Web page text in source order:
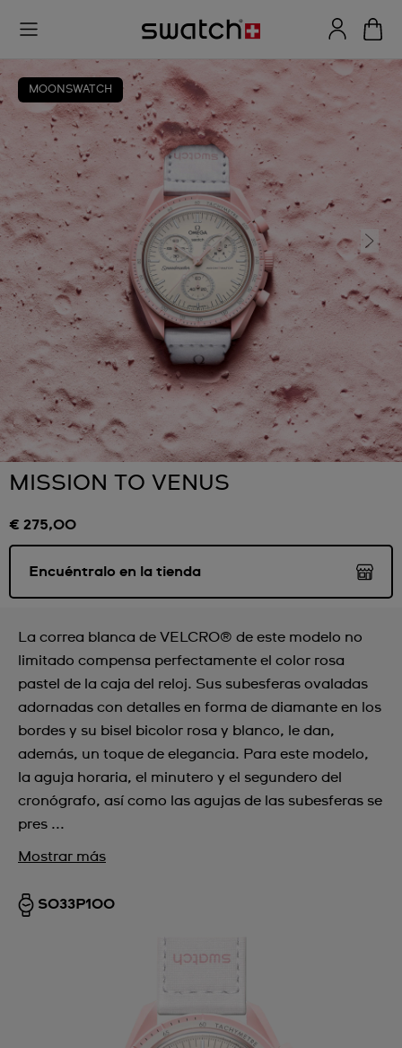
MOONSWATCH
MISSION TO VENUS
€ 275,00
Encuéntralo en la tienda
La correa blanca de VELCRO® de este modelo no
limitado compensa perfectamente el color rosa
pastel de la caja del reloj. Sus subesferas ovaladas
adornadas con detalles en forma de diamante en los
bordes y su bisel bicolor rosa y blanco, le dan,
además, un toque de elegancia. Para este modelo,
la aguja horaria, el minutero y el segundero del
cronógrafo, así como las agujas de las subesferas se
pres ...
Mostrar más
SO33P100